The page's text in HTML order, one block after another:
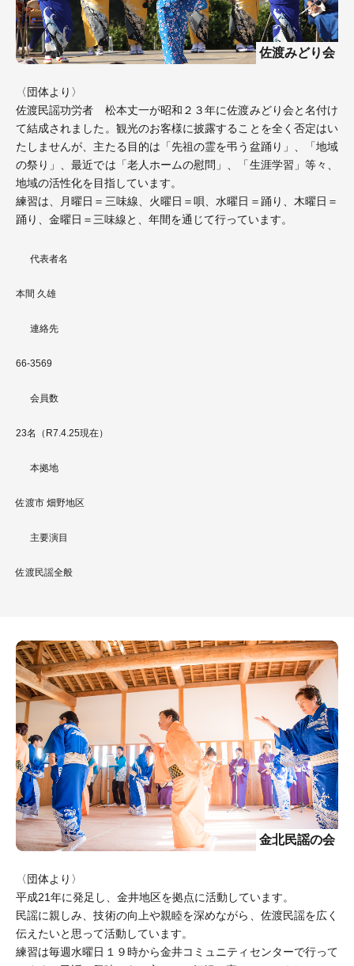
佐渡みどり会
〈団体より〉
佐渡民謡功労者 松本丈一が昭和２３年に佐渡みどり会と名付け
て結成されました。観光のお客様に披露することを全く否定はい
たしませんが、主たる目的は「先祖の霊を弔う盆踊り」、「地域
の祭り」、最近では「老人ホームの慰問」、「生涯学習」等々、
地域の活性化を目指しています。
練習は、月曜日＝三味線、火曜日＝唄、水曜日＝踊り、木曜日＝
踊り、金曜日＝三味線と、年間を通じて行っています。
代表者名
本間 久雄
連絡先
66-3569
会員数
23名（R7.4.25現在）
本拠地
佐渡市 畑野地区
主要演目
佐渡民謡全般
金北民謡の会
〈団体より〉
平成21年に発足し、金井地区を拠点に活動しています。
民謡に親しみ、技術の向上や親睦を深めながら、佐渡民謡を広く
伝えたいと思って活動しています。
練習は毎週水曜日１９時から金井コミュニティセンターで行って